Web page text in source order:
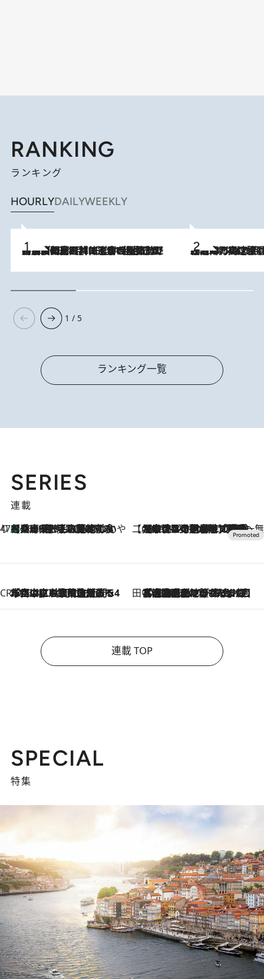
RANKING
ランキング
HOURLYDAILYWEEKLY
2026.8.8
「最後に見られてよかった」上野動物園の東園パンダ舎が解体前に特別公開。8月16日まで延長されたパネル展と共に辿る“半世紀”のパンダ飼育《解体工事の図面あり》 2026.8.7
「湘南乃風に憧れて」観客大盛上がりの“タオル回し”に、ラッパー顔負けの高速歌唱まで…さだまさし（74）のアグレッシブすぎる現在地
1 / 5
ランキング一覧
SERIES
連載
47都道府県の手みやげ ひんやりスイーツで夏を満喫
2026.8.8
【兵庫県】この夏絶対食べたい 冷やしておいしいおやつ3選 淡路島の恵みをジェラートに集約 【CREA×星野リゾート】唯一無二。癒しと発見が待つ場所へ
2026.8.7
【トンボの足水浴】ヒノキの香りに包まれて涼感マックス！約13℃の湧水かけ流しを避暑地「星野温泉 トンボの湯」で体験
CREA'S CHOICE
2026.8.7
「立川にも歌舞伎があるんだよ」 片岡仁左衛門・市川中車ら豪華座組みで4年目の立川立飛歌舞伎へ 田中稲の勝手に再ブーム
2026.8.7
「湘南乃風に憧れて」観客大盛上がりの“タオル回し”に、ラッパー顔負けの高速歌唱まで…さだまさし（74）のアグレッシブすぎる現在地
連載 TOP
SPECIAL
特集